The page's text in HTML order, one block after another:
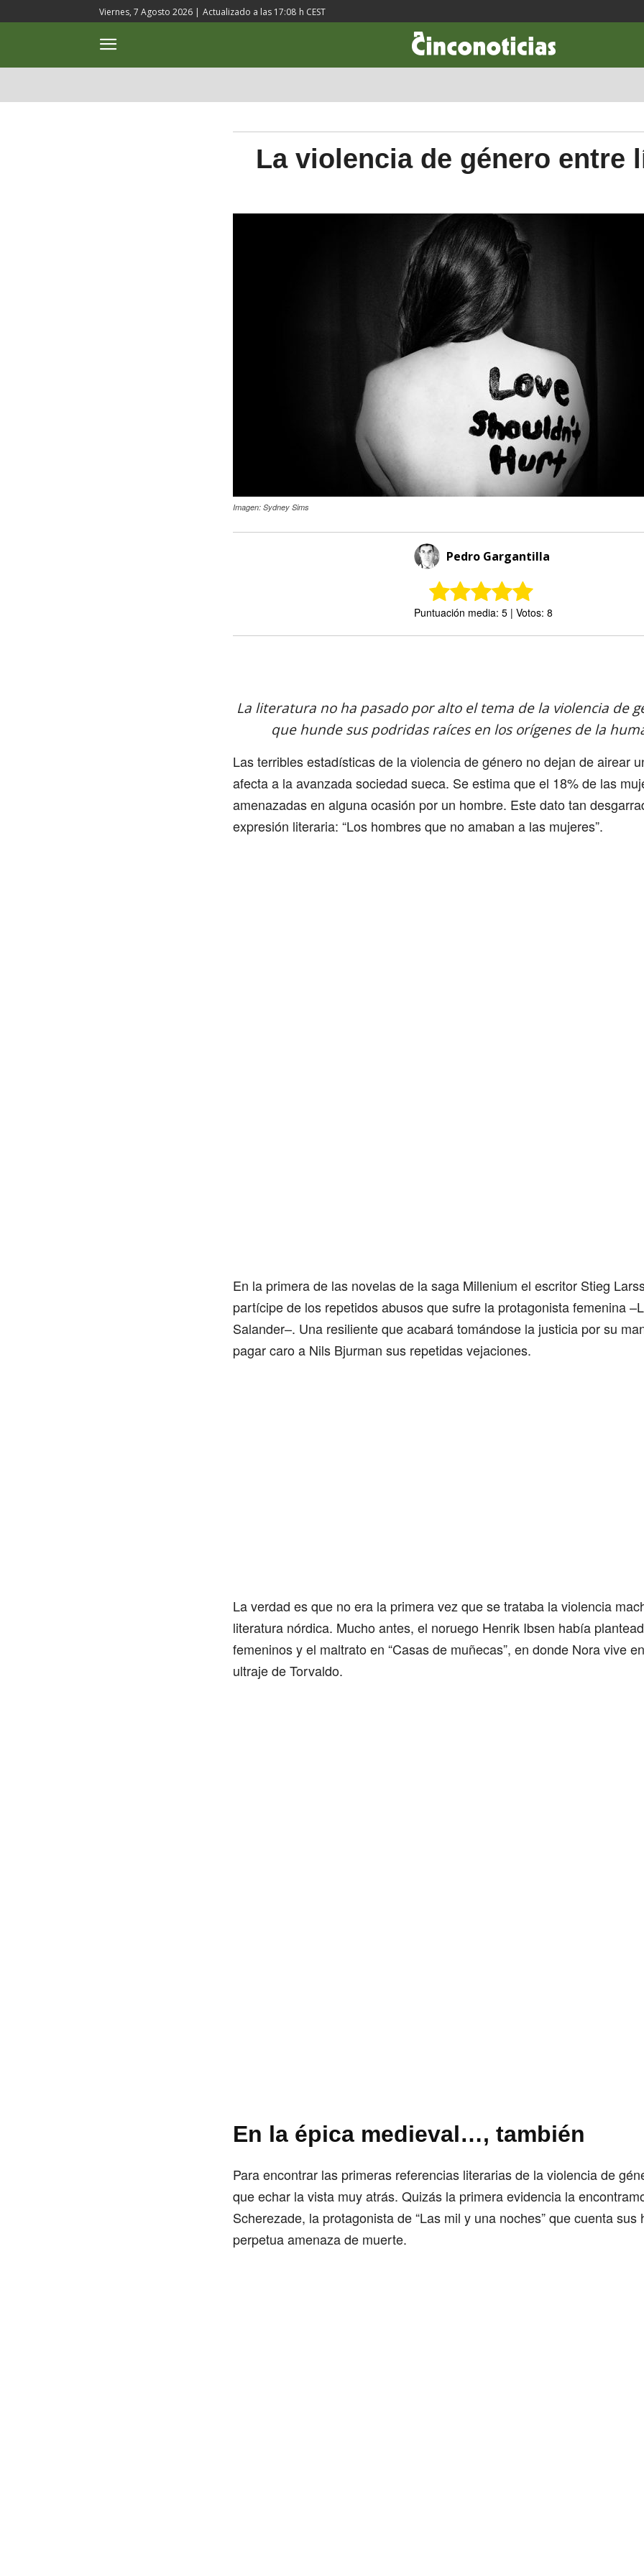
Viernes, 7 Agosto 2026 | Actualizado a las 17:08 h CEST
La violencia de género entre
Imagen: Sydney Sims
Pedro Gargantilla
Puntuación media: 5 | Votos: 8
La literatura no ha pasado por alto el tema de la violencia de
que hunde sus podridas raíces en los orígenes de la
Las terribles estadísticas de la violencia de género no dejan de airear
afecta a la avanzada sociedad sueca. Se estima que el 18% de las
amenazadas en alguna ocasión por un hombre. Este dato tan
expresión literaria: “Los hombres que no amaban a las mujeres”.
En la primera de las novelas de la saga Millenium el escritor Stieg
partícipe de los repetidos abusos que sufre la protagonista femenina
Salander–. Una resiliente que acabará tomándose la justicia por su
pagar caro a Nils Bjurman sus repetidas vejaciones.
La verdad es que no era la primera vez que se trataba la violencia
literatura nórdica. Mucho antes, el noruego Henrik Ibsen había
femeninos y el maltrato en “Casas de muñecas”, en donde Nora vive
ultraje de Torvaldo.
En la épica medieval…, también
Para encontrar las primeras referencias literarias de la violencia de
que echar la vista muy atrás. Quizás la primera evidencia la
Scherezade, la protagonista de “Las mil y una noches” que cuenta sus
perpetua amenaza de muerte.